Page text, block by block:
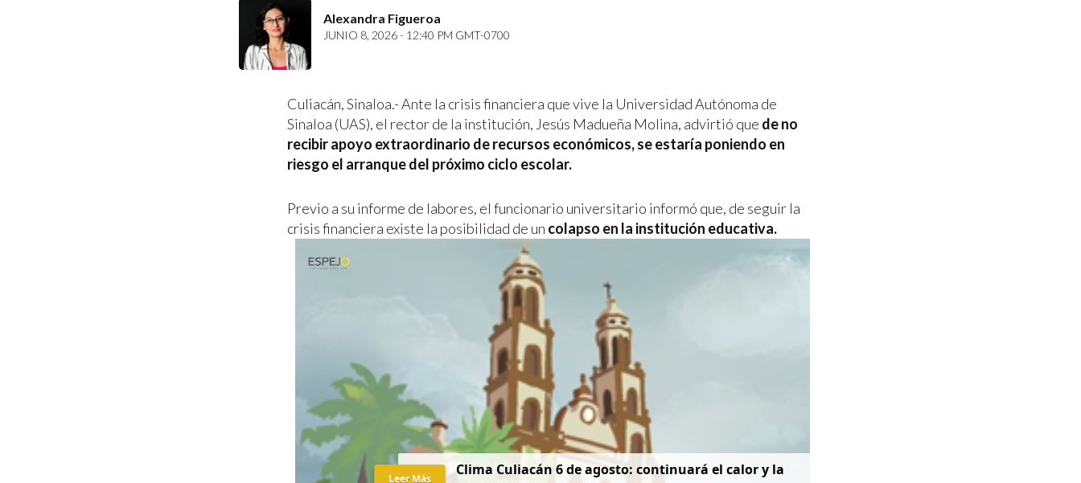
Alexandra Figueroa
JUNIO 8, 2026 - 12:40 PM GMT-0700
Culiacán, Sinaloa.- Ante la crisis financiera que vive la Universidad Autónoma de
Sinaloa (UAS), el rector de la institución, Jesús Madueña Molina, advirtió que de no
recibir apoyo extraordinario de recursos económicos, se estaría poniendo en
riesgo el arranque del próximo ciclo escolar.
Previo a su informe de labores, el funcionario universitario informó que, de seguir la
crisis financiera existe la posibilidad de un colapso en la institución educativa.
Clima Culiacán 6 de agosto: continuará el calor y la
Leer Más